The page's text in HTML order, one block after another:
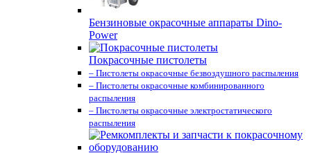
Бензиновые окрасочные аппараты Dino-
Power
Покрасочные пистолеты
– Пистолеты окрасочные безвоздушного распыления
– Пистолеты окрасочные комбинированного
распыления
– Пистолеты окрасочные электростатического
распыления